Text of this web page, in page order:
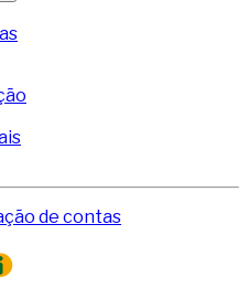
de contas